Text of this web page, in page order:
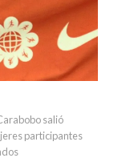
salió
participantes